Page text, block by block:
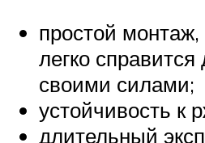
простой
легко
своими силами;
устойчивость к
длительный